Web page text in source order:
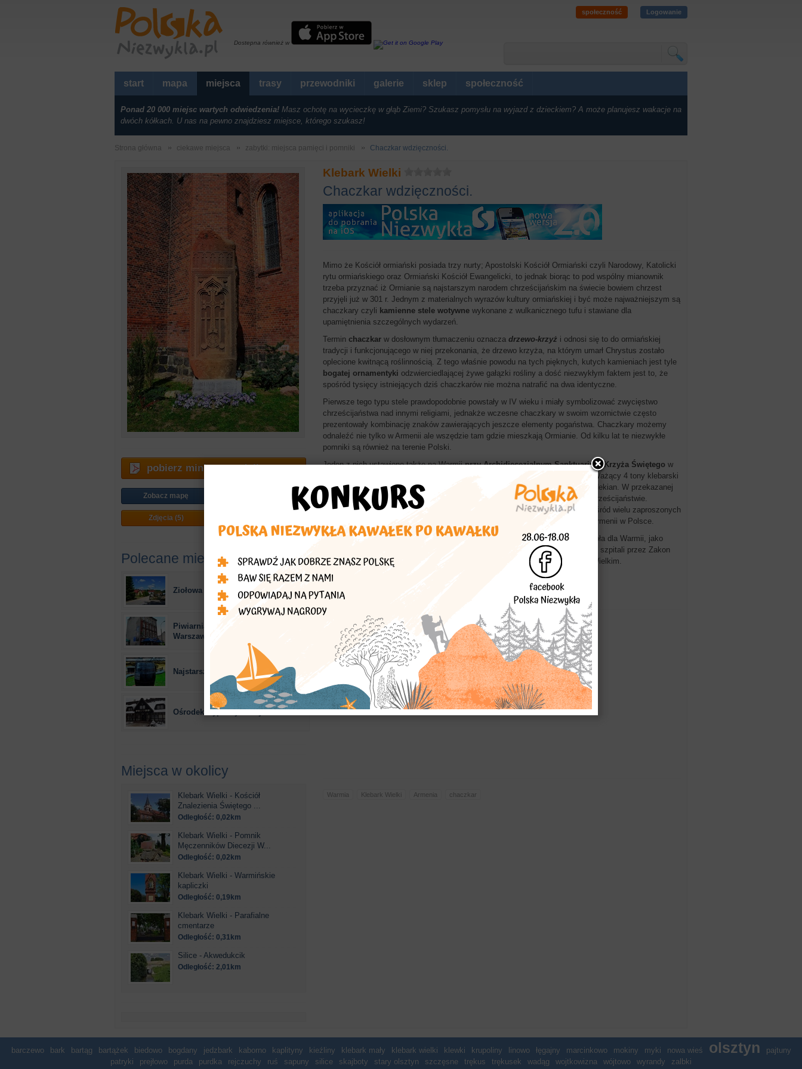
Dostepna również w
społeczność Logowanie
start mapa miejsca trasy przewodniki galerie sklep społeczność
Ponad 20 000 miejsc wartych odwiedzenia! Masz ochotę na wycieczkę w głąb Ziemi? Szukasz pomysłu na wyjazd z dzieckiem? A może planujesz wakacje na
dwóch kółkach. U nas na pewno znajdziesz miejsce, którego szukasz!
Strona główna ciekawe miejsca zabytki: miejsca pamięci i pomniki Chaczkar wdzięczności.
Klebark Wielki
Chaczkar wdzięczności.
Mimo że Kościół ormiański posiada trzy nurty; Apostolski Kościół Ormiański czyli Narodowy, Katolicki
rytu ormiańskiego oraz Ormiański Kościół Ewangelicki, to jednak biorąc to pod wspólny mianownik
trzeba przyznać iż Ormianie są najstarszym narodem chrześcijańskim na świecie bowiem chrzest
przyjęli już w 301 r. Jednym z materialnych wyrazów kultury ormiańskiej i być może najważniejszym są
chaczkary czyli kamienne stele wotywne wykonane z wulkanicznego tufu i stawiane dla
upamiętnienia szczególnych wydarzeń.
Termin chaczkar w dosłownym tłumaczeniu oznacza drzewo-krzyż i odnosi się to do ormiańskiej
tradycji i funkcjonującego w niej przekonania, że drzewo krzyża, na którym umarł Chrystus zostało
oplecione kwitnącą roślinnością. Z tego właśnie powodu na tych pięknych, kutych kamieniach jest tyle
bogatej ornamentyki odzwierciedlającej żywe gałązki rośliny a dość niezwykłym faktem jest to, że
spośród tysięcy istniejących dziś chaczkarów nie można natrafić na dwa identyczne.
Pierwsze tego typu stele prawdopodobnie powstały w IV wieku i miały symbolizować zwycięstwo
chrześcijaństwa nad innymi religiami, jednakże wczesne chaczkary w swoim wzornictwie często
prezentowały kombinację znaków zawierających jeszcze elementy pogaństwa. Chaczkary możemy
odnaleźć nie tylko w Armenii ale wszędzie tam gdzie mieszkają Ormianie. Od kilku lat te niezwykłe
pomniki są również na terenie Polski.
Jeden z nich ustawiono także na Warmiiprzy Archidiecezjalnym Sanktuarium Krzyża Świętego w
Klebarku Wielkim. Uroczystego odsłonięcia dokonano 16 września 2012 roku. Ważący 4 tony klebarski
chaczkar wykonali dwaj ormiańscy rzeźbiarze Taron Martytosian i Bagrad Baladekian. W przekazanej
treści nawiązali do wszechobecności Boga we świecie i wierności Armenii w chrześcijaństwie.
Ceremonię poświęcenia poprowadził ks. arcybiskup senior Edmund Piszcz a wśród wielu zaproszonych
gości w tych niecodziennych uroczystościach uczestniczył także ambasador Armenii w Polsce.
Chaczkar jest darem katolikosa Armenii czyli najwyższego zwierzchnika Kościoła dla Warmii, jako
wyraz wdzięczności za wyposażenie w sprzęt medyczny jednego z armeńskich szpitali przez Zakon
Polskich Kawalerów Maltańskich, którego delegatura ma siedzibę w Klebarku Wielkim.
Więcej znajdziesz w Polska Niezwykła warmińsko-mazurskie
Warmia Klebark Wielki Armenia chaczkar
pobierz miniprzewodnik
Zobacz mapę
Zdjęcia (5)
Polecane miejsca
Ziołowa Dolina - dla całej rodziny
Piwiarnia "Browarnia Stara
Warszawska"
Najstarszy pub w mieście
Ośrodek wypoczynkowy w Łańsku
Miejsca w okolicy
Klebark Wielki - Kościół
Znalezienia Świętego ...
Odległość: 0,02km
Klebark Wielki - Pomnik
Męczenników Diecezji W...
Odległość: 0,02km
Klebark Wielki - Warmińskie
kapliczki
Odległość: 0,19km
Klebark Wielki - Parafialne
cmentarze
Odległość: 0,31km
Silice - Akwedukcik
Odległość: 2,01km
barczewo bark bartąg bartążek biedowo bogdany jedzbark kaborno kaplityny kieźliny klebark mały klebark wielki klewki krupoliny linowo łęgajny marcinkowo mokiny myki nowa wieś olsztyn
pajtuny
patryki
prejłowo purda purdka rejczuchy ruś sapuny silice skajboty stary olsztyn szczęsne trękus trękusek wadąg wojtkowizna wójtowo wyrandy zalbki